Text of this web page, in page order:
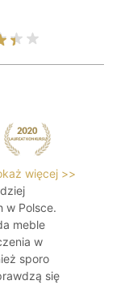
więcej >>
w Polsce.
meble
w
sporo
się